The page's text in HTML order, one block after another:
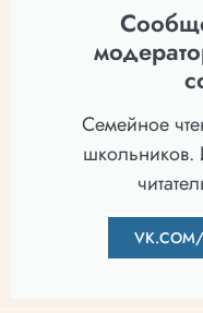
Семейное